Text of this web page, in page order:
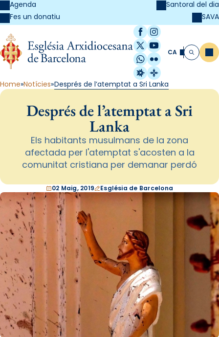
Agenda
Fes un donatiu
Santoral del dia
SAVA
Facebook
Instagram
X / Twitter
YouTube
WhatsApp
Flickr
Radio Estel
Catalunya
CA Cerca
Home Notícies Després de l’atemptat a Sri Lanka
Després de l’atemptat a Sri
Lanka
Els habitants musulmans de la zona
afectada per l'atemptat s'acosten a la
comunitat cristiana per demanar perdó
02 Maig, 2019 Església de Barcelona